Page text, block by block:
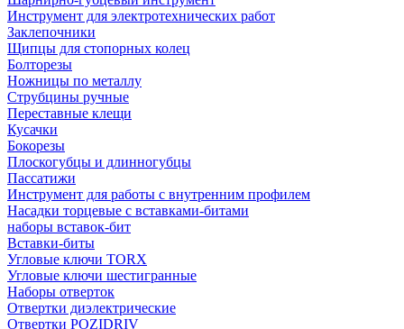
Инструмент для электротехнических работ
Заклепочники
Щипцы для стопорных колец
Болторезы
Ножницы по металлу
Струбцины ручные
Переставные клещи
Кусачки
Бокорезы
Плоскогубцы и длинногубцы
Пассатижи
Инструмент для работы с внутренним профилем
Насадки торцевые с вставками-битами
наборы вставок-бит
Вставки-биты
Угловые ключи TORX
Угловые ключи шестигранные
Наборы отверток
Отвертки диэлектрические
Отвертки POZIDRIV